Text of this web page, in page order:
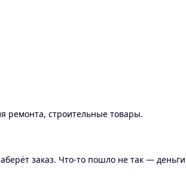
ремонта, строительные товары.
заказ. Что-то пошло не так —